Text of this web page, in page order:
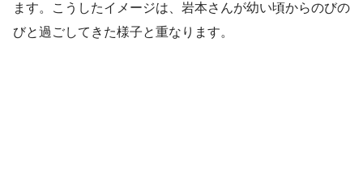
ます。こうしたイメージは、岩本さんが幼い頃からのびの
びと過ごしてきた様子と重なります。